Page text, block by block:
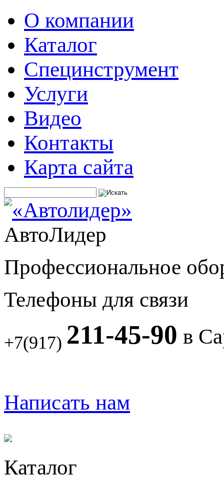
О компании
Каталог
Специнструмент
Услуги
Видео
Контакты
Карта сайта
АвтоЛидер
Профессиональное
Телефоны для связи
+7(917) 211-45-90 в
Написать нам
Каталог